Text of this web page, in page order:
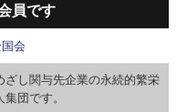
員です
ざし関与先企業の永続的繁栄
団です。